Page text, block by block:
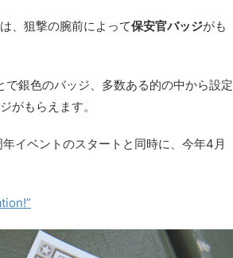
、狙撃の腕前によって保安官バッジがも
銀色のバッジ、多数ある的の中から設定
がもらえます。
イベントのスタートと同時に、今年4月